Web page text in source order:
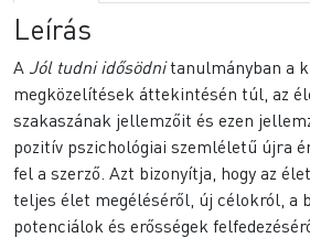
Leírás
A Jól tudni idősödnitanulmányban a
megközelítések áttekintésén túl, az
szakaszának jellemzőit és ezen
pozitív pszichológiai szemléletű újra
fel a szerző. Azt bizonyítja, hogy az
teljes élet megéléséről, új célokról, a
potenciálok és erősségek